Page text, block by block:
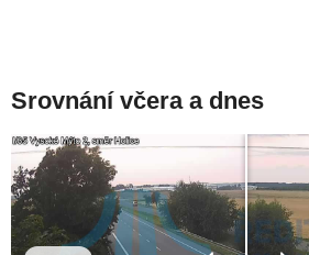
Srovnání včera a dnes